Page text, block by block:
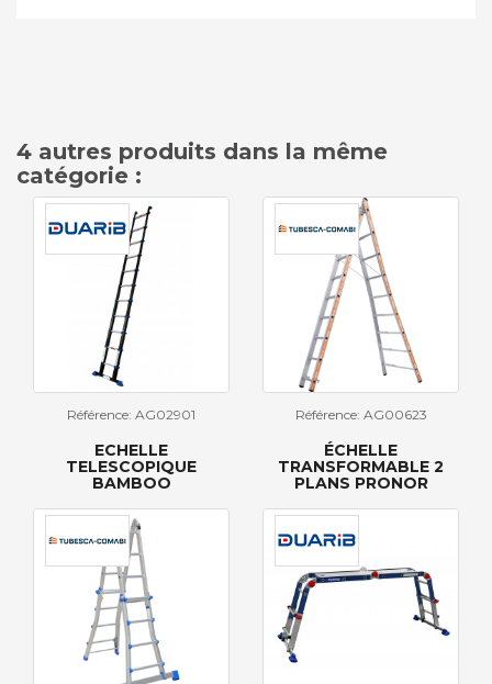
4 autres produits dans la même
catégorie :
Référence: AG02901
ECHELLE
TELESCOPIQUE
BAMBOO
Référence: AG00623
ÉCHELLE
TRANSFORMABLE 2
PLANS PRONOR